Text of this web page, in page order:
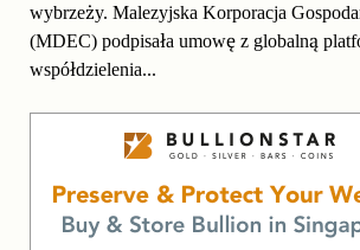
wybrzeży. Malezyjska Korporacja
(MDEC) podpisała umowę z globalną
współdzielenia...